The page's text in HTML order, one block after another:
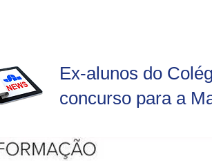
Ex-alunos do
concurso para a